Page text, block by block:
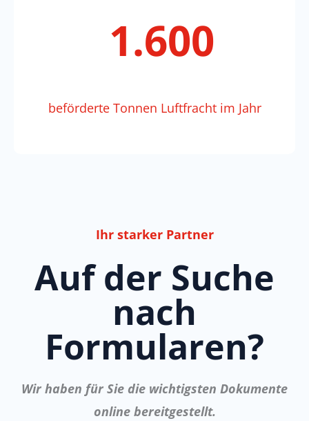
2.254
beförderte Tonnen Luftfracht im Jahr
Ihr starker Partner
Auf der Suche
nach
Formularen?
Wir haben für Sie die wichtigsten Dokumente
online bereitgestellt.